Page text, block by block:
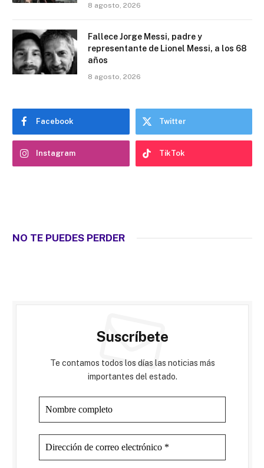
8 agosto, 2026
Fallece Jorge Messi, padre y
representante de Lionel Messi, a los 68
años
8 agosto, 2026
Facebook Twitter
Instagram TikTok
NO TE PUEDES PERDER
Suscríbete
Te contamos todos los días las noticias más
importantes del estado.